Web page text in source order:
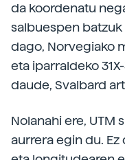
da koordenatu
salbuespen batzuk
dago, Norvegiako
eta iparraldeko
daude, Svalbard
Nolanahi ere, UTM
aurrera egin du.